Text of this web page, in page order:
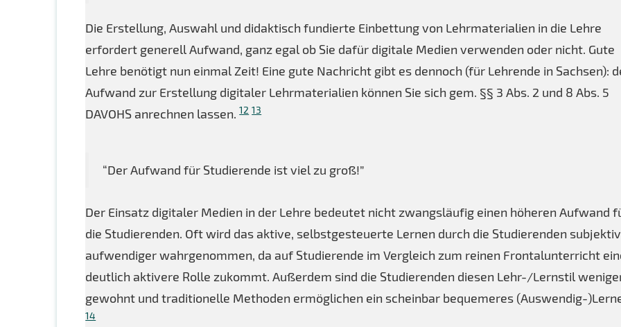
Die Erstellung, Auswahl und didaktisch fundierte Einbettung von Lehrmaterialien in die Lehre
erfordert generell Aufwand, ganz egal ob Sie dafür digitale Medien verwenden oder nicht. Gute
Lehre benötigt nun einmal Zeit! Eine gute Nachricht gibt es dennoch (für Lehrende in Sachsen):
Aufwand zur Erstellung digitaler Lehrmaterialien können Sie sich gem. §§ 3 Abs. 2 und 8 Abs. 5
DAVOHS anrechnen lassen.12 13
“Der Aufwand für Studierende ist viel zu groß!”
Der Einsatz digitaler Medien in der Lehre bedeutet nicht zwangsläufig einen höheren Aufwand
die Studierenden. Oft wird das aktive, selbstgesteuerte Lernen durch die Studierenden
aufwendiger wahrgenommen, da auf Studierende im Vergleich zum reinen Frontalunterricht
deutlich aktivere Rolle zukommt. Außerdem sind die Studierenden diesen Lehr-/Lernstil
gewohnt und traditionelle Methoden ermöglichen ein scheinbar bequemeres (Auswendig-
14